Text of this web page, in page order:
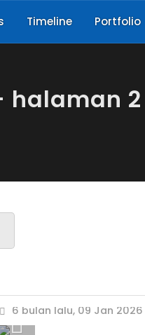
Timeline Portfolio
halaman 2
6 bulan lalu, 09 Jan 2026